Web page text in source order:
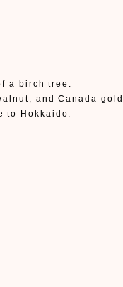
a birch tree.
and Canada
to Hokkaido.